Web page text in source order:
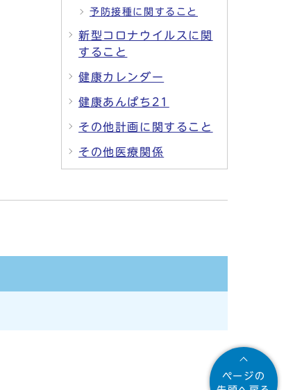
予防接種に関すること
新型コロナウイルスに関
すること
健康カレンダー
健康あんぱち21
その他計画に関すること
その他医療関係
ページの